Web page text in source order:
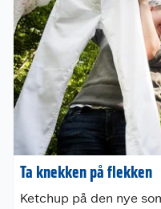
Ta knekken på flekken
Ketchup på den nye